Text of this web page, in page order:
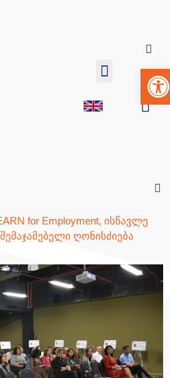
for Employment, ისწავლე
შემაჯამებელი ღონისძიება